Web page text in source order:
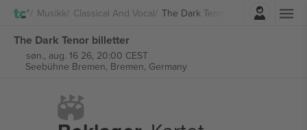
Musikk Classical And Vocal The Dark Tenor
Logg Inn
The Dark Tenor billetter
søn., aug. 16 26, 20:00 CEST
Seebühne Bremen, Bremen, Germany